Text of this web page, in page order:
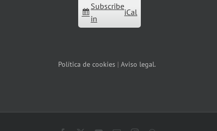
Subscribe
in
iCal
Política de cookies | Aviso legal.